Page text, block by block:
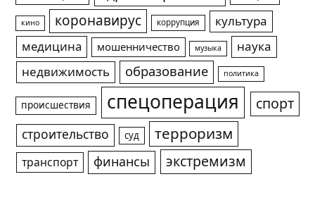
кино коронавирус коррупция
культура
медицина
мошенничество музыка
наука
недвижимость
образование политика
происшествия спецоперация спорт
строительство суд терроризм
транспорт финансы экстремизм